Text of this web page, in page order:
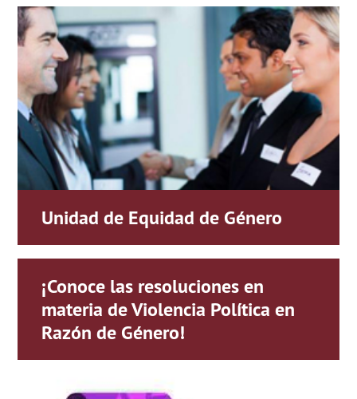
Unidad de Equidad de Género
¡Conoce las resoluciones en
materia de Violencia Política en
Razón de Género!